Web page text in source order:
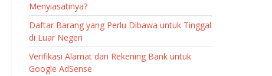
Menyiasatinya?
Daftar Barang yang Perlu Dibawa untuk Tinggal
di Luar Negeri
Verifikasi Alamat dan Rekening Bank untuk
Google AdSense